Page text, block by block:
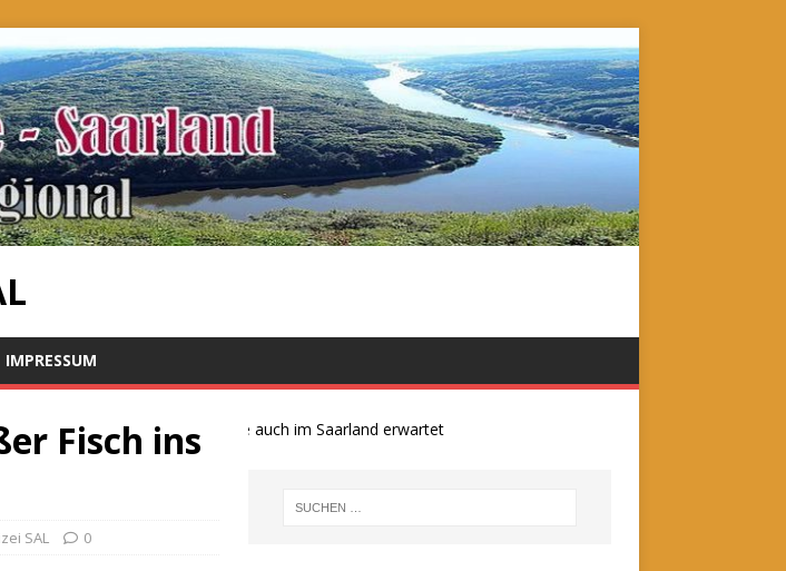
IMPRESSUM
Fisch ins
SAL 0
Bauernproteste auch im Saarland erwartet